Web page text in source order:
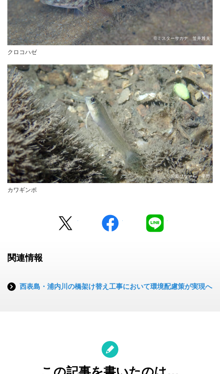
©ミスターサカナ 笠井雅夫
クロコハゼ
©遊びなーら 平野
カワギンポ
facebook
関連情報
西表島・浦内川の橋架け替え工事において環境配慮策が実現へ